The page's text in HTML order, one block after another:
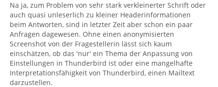
Na ja, zum Problem von sehr stark verkleinerter Schrift oder
auch quasi unleserlich zu kleiner Headerinformationen
beim Antworten, sind in letzter Zeit aber schon ein paar
Anfragen dagewesen. Ohne einen anonymisierten
Screenshot von der Fragestellerin lässt sich kaum
einschätzen, ob das 'nur' ein Thema der Anpassung von
Einstellungen in Thunderbird ist oder eine mangelhafte
Interpretationsfähigkeit von Thunderbird, einen Mailtext
darzustellen.